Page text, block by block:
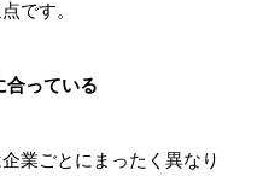
です。
っている
業ごとにまったく異なり